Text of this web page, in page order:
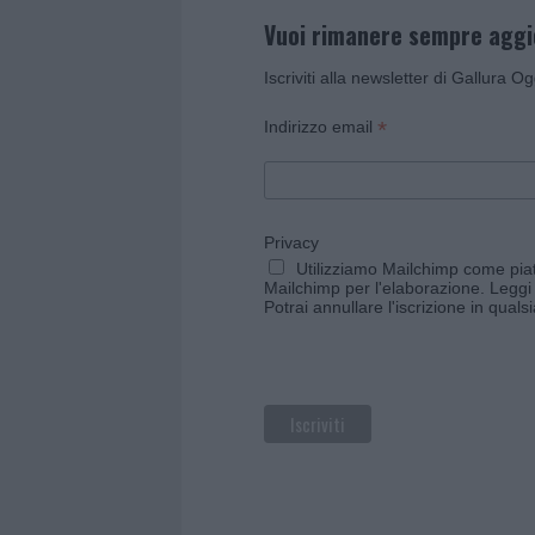
Vuoi rimanere sempre
Iscriviti alla newsletter di Gallura
Indirizzo email *
Privacy
Utilizziamo Mailchimp come
Mailchimp per l'elaborazione.
Potrai annullare l'iscrizione in